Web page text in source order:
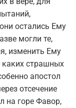
остались Ему
могли те,
изменить Ему
страшных
апостол
отсечение
на горе Фавор,